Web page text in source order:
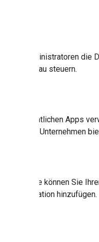
IT-Administratoren die
Play genau steuern.
öffentlichen Apps
Shop für Unternehmen
Enterprise können Sie
Integration hinzufügen.